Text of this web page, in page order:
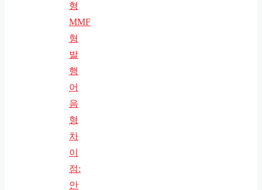
형
MMF
형
발
행
어
음
형
차
이
점:
안